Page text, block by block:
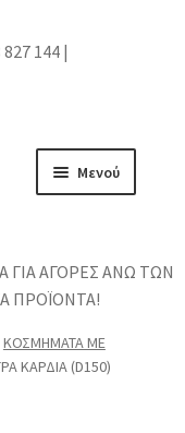
144 |
Μενού
ΓΙΑ ΑΓΟΡΕΣ ΑΝΩ ΤΩΝ
ΠΡΟΪΟΝΤΑ!
ΚΟΣΜΗΜΑΤΑ ΜΕ
ΚΑΡΔΙΑ (D150)